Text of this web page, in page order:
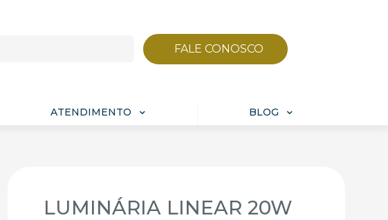
FALE CONOSCO
ATENDIMENTO BLOG
LUMINÁRIA LINEAR 20W